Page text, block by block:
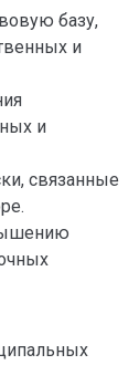
базу,
и
и
связанные